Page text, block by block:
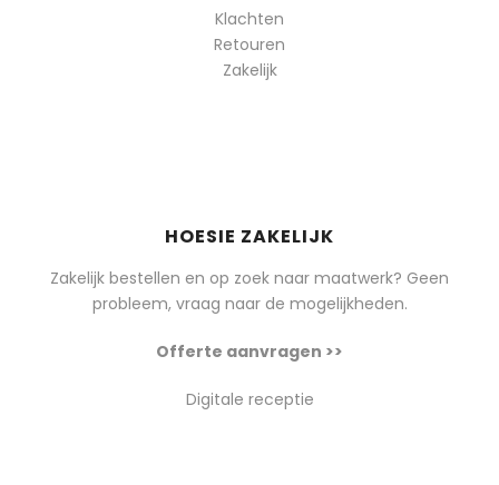
Klachten
Retouren
Zakelijk
HOESIE ZAKELIJK
Zakelijk bestellen en op zoek naar maatwerk? Geen
probleem, vraag naar de mogelijkheden.
Offerte aanvragen >>
Digitale receptie